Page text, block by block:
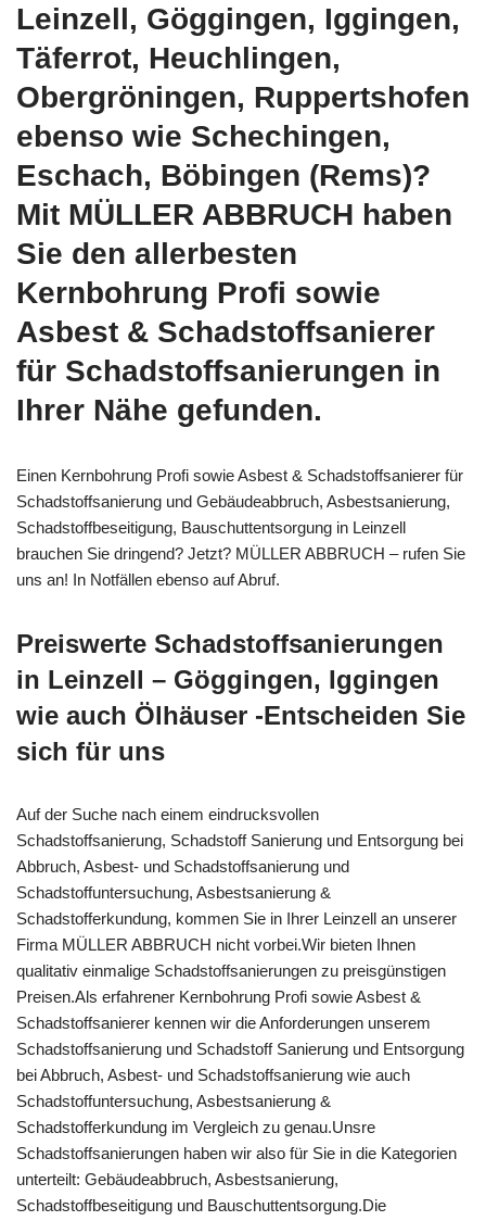
Leinzell, Göggingen, Iggingen,
Täferrot, Heuchlingen,
Obergröningen, Ruppertshofen
ebenso wie Schechingen,
Eschach, Böbingen (Rems)?
Mit MÜLLER ABBRUCH haben
Sie den allerbesten
Kernbohrung Profi sowie
Asbest & Schadstoffsanierer
für Schadstoffsanierungen in
Ihrer Nähe gefunden.
Einen Kernbohrung Profi sowie Asbest & Schadstoffsanierer für
Schadstoffsanierung und Gebäudeabbruch, Asbestsanierung,
Schadstoffbeseitigung, Bauschuttentsorgung in Leinzell
brauchen Sie dringend? Jetzt? MÜLLER ABBRUCH – rufen Sie
uns an! In Notfällen ebenso auf Abruf.
Preiswerte Schadstoffsanierungen
in Leinzell – Göggingen, Iggingen
wie auch Ölhäuser -Entscheiden Sie
sich für uns
Auf der Suche nach einem eindrucksvollen
Schadstoffsanierung, Schadstoff Sanierung und Entsorgung bei
Abbruch, Asbest- und Schadstoffsanierung und
Schadstoffuntersuchung, Asbestsanierung &
Schadstofferkundung, kommen Sie in Ihrer Leinzell an unserer
Firma MÜLLER ABBRUCH nicht vorbei.Wir bieten Ihnen
qualitativ einmalige Schadstoffsanierungen zu preisgünstigen
Preisen.Als erfahrener Kernbohrung Profi sowie Asbest &
Schadstoffsanierer kennen wir die Anforderungen unserem
Schadstoffsanierung und Schadstoff Sanierung und Entsorgung
bei Abbruch, Asbest- und Schadstoffsanierung wie auch
Schadstoffuntersuchung, Asbestsanierung &
Schadstofferkundung im Vergleich zu genau.Unsre
Schadstoffsanierungen haben wir also für Sie in die Kategorien
unterteilt: Gebäudeabbruch, Asbestsanierung,
Schadstoffbeseitigung und Bauschuttentsorgung.Die